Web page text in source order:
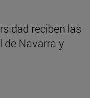
reciben las
de Navarra y